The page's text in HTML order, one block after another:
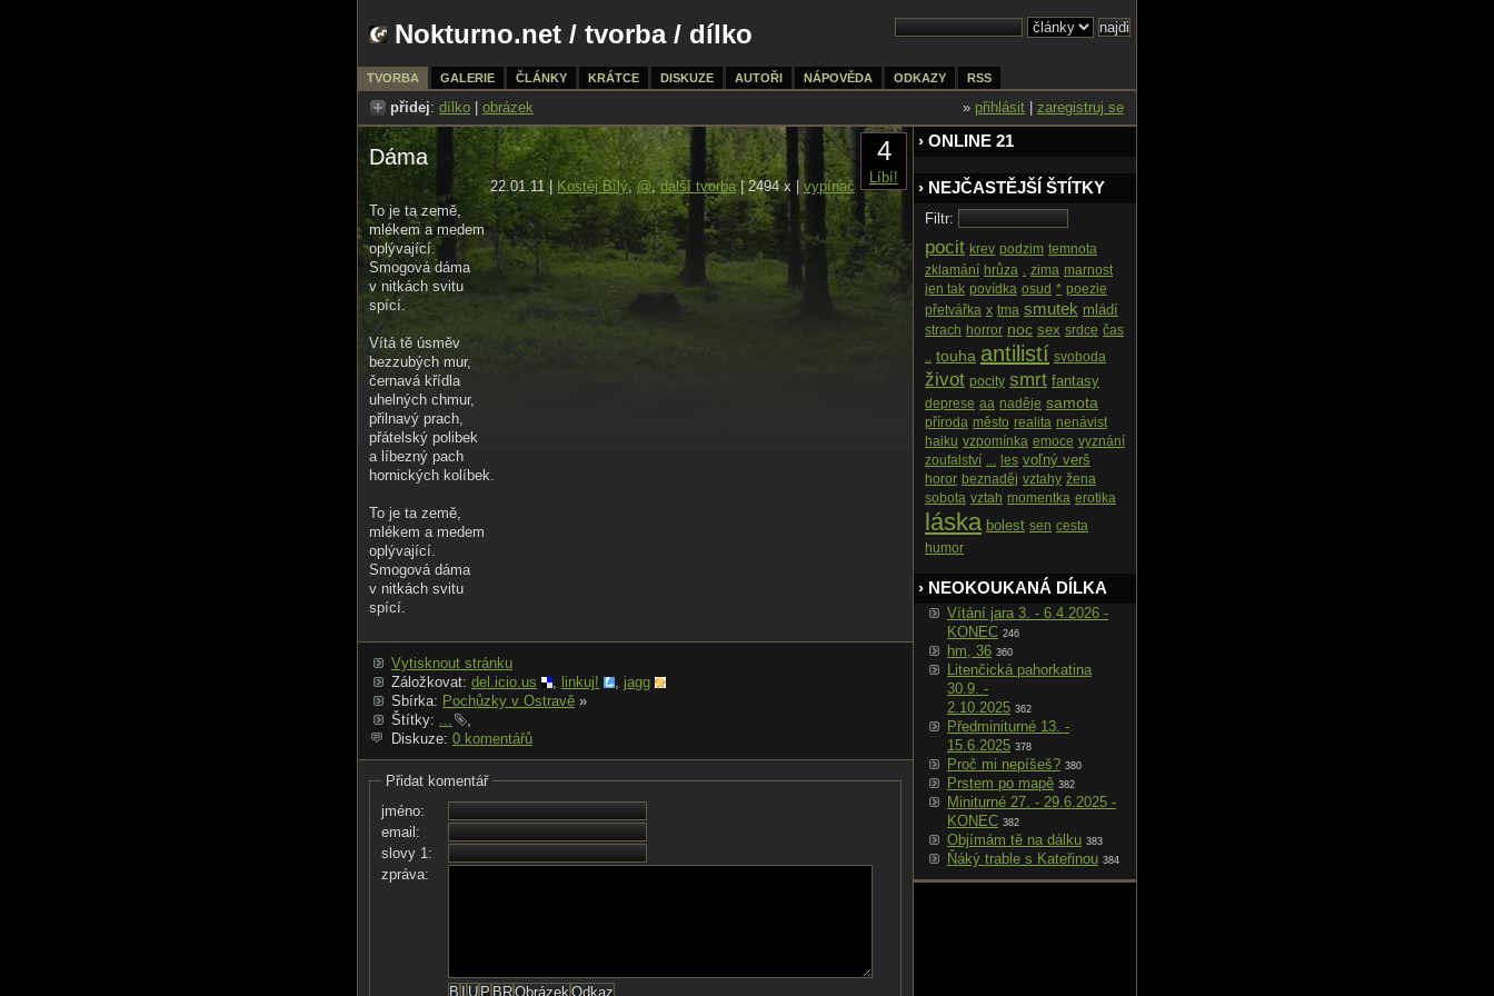
Nokturno.net / tvorba/ dílko
TVORBA GALERIE ČLÁNKY KRÁTCE DISKUZE AUTOŘI NÁPOVĚDA ODKAZY RSS
přidej: dílko obrázek » přihlásit zaregistruj se
4
Líbí!
Dáma
22.01.11 | Kostěj Bílý, @,další tvorba| 2494 x |vypínač
To je ta země,
mlékem a medem
oplývající.
Smogová dáma
v nitkách svitu
spící.
Vítá tě úsměv
bezzubých mur,
černavá křídla
uhelných chmur,
přilnavý prach,
přátelský polibek
a líbezný pach
hornických kolíbek.
To je ta země,
mlékem a medem
oplývající.
Smogová dáma
v nitkách svitu
spící.
Vytisknout stránku
Záložkovat: del.icio.us , linkuj! , jagg
Sbírka: Pochůzky v Ostravě »
Štítky: ...
,
Diskuze: 0 komentářů
Přidat komentář
jméno:
email:
slovy 1:
zpráva:
› ONLINE 21
› NEJČASTĚJŠÍ ŠTÍTKY
Filtr:
pocit krev podzim temnota
zklamání hrůza . zima marnost
jen tak povídka osud * poezie
přetvářka x tma smutek mládí
strach horror noc sex srdce čas
.. touha antilistí svoboda
život pocity smrt fantasy
deprese aa naděje samota
příroda město realita nenávist
haiku vzpomínka emoce vyznání
zoufalství ... les voľný verš
horor beznaděj vztahy žena
sobota vztah momentka erotika
láska bolest sen cesta
humor
› NEOKOUKANÁ DÍLKA
Vítání jara 3. - 6.4.2026 -
KONEC 246
hm, 36 360
Litenčická pahorkatina
30.9. -
2.10.2025 362
Předminiturné 13. -
15.6.2025 378
Proč mi nepíšeš? 380
Prstem po mapě 382
Miniturné 27. - 29.6.2025 -
KONEC 382
Objímám tě na dálku 383
Ňáký trable s Kateřinou 384